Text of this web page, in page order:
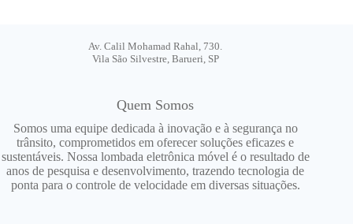
Av. Calil Mohamad Rahal, 730.
Vila São Silvestre, Barueri, SP
Quem Somos
Somos uma equipe dedicada à inovação e à segurança no
trânsito, comprometidos em oferecer soluções eficazes e
sustentáveis. Nossa lombada eletrônica móvel é o resultado de
anos de pesquisa e desenvolvimento, trazendo tecnologia de
ponta para o controle de velocidade em diversas situações.